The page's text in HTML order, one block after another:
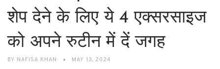
शेप देने के लिए ये 4 एक्सरसाइज
को अपने रुटीन में दें जगह
BY NAFISA KHAN MAY 13, 2024